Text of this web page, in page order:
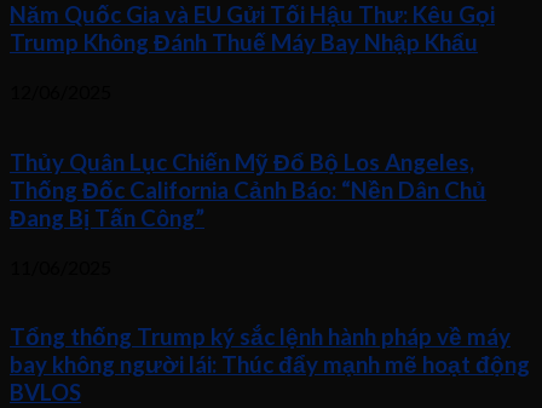
Năm Quốc Gia và EU Gửi Tối Hậu Thư: Kêu Gọi
Trump Không Đánh Thuế Máy Bay Nhập Khẩu
Thủy Quân Lục Chiến Mỹ Đổ Bộ Los Angeles,
Thống Đốc California Cảnh Báo: “Nền Dân Chủ
Đang Bị Tấn Công”
Tổng thống Trump ký sắc lệnh hành pháp về máy
bay không người lái: Thúc đẩy mạnh mẽ hoạt động
BVLOS